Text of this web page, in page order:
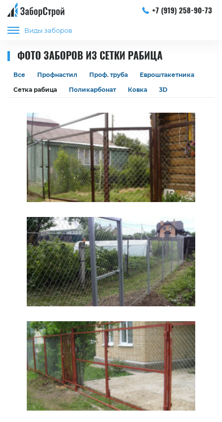
+7 (919) 258-90-73
Виды заборов
ФОТО ЗАБОРОВ ИЗ СЕТКИ РАБИЦА
Все Профнастил Проф. труба
Евроштакетника
Сетка рабица
Поликарбонат Ковка 3D